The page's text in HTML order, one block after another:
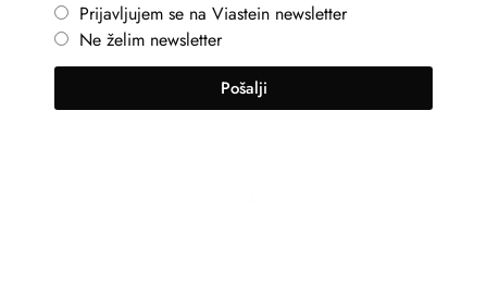
Prijavljujem se na Viastein newsletter
Ne želim newsletter
Pošalji